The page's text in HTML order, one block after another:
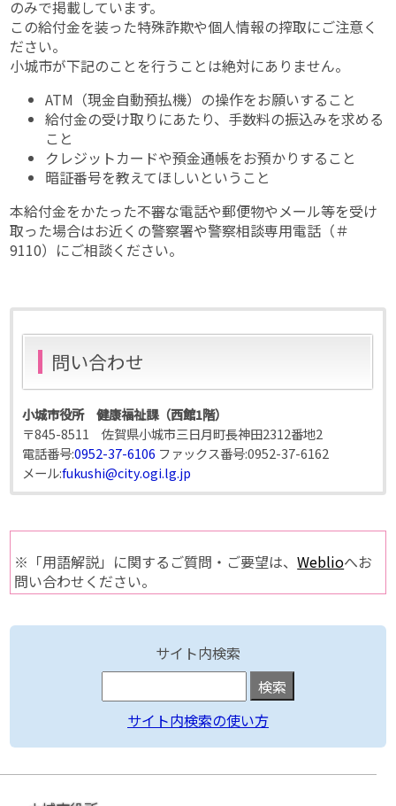
のみで掲載しています。
この給付金を装った特殊詐欺や個人情報の搾取にご注意く
ださい。
小城市が下記のことを行うことは絶対にありません。
ATM（現金自動預払機）の操作をお願いすること
給付金の受け取りにあたり、手数料の振込みを求める
こと
クレジットカードや預金通帳をお預かりすること
暗証番号を教えてほしいということ
本給付金をかたった不審な電話や郵便物やメール等を受け
取った場合はお近くの警察署や警察相談専用電話（＃
9110）にご相談ください。
問い合わせ
小城市役所 健康福祉課（西館1階）
〒845-8511 佐賀県小城市三日月町長神田2312番地2
電話番号:0952-37-6106 ファックス番号:0952-37-6162
メール:fukushi@city.ogi.lg.jp
※「用語解説」に関するご質問・ご要望は、Weblioへお
問い合わせください。
サイト内検索
サイト内検索の使い方